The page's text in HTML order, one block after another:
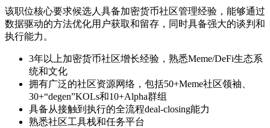
该职位核心要求候选人具备加密货币社区管理经验，能够通过
数据驱动的方法优化用户获取和留存，同时具备强大的谈判和
执行能力。
3年以上加密货币社区增长经验，熟悉Meme/DeFi生态系
统和文化
拥有广泛的社区资源网络，包括50+Meme社区领袖、
30+“degen”KOLs和10+Alpha群组
具备从接触到执行的全流程deal-closing能力
熟悉社区工具栈和任务平台